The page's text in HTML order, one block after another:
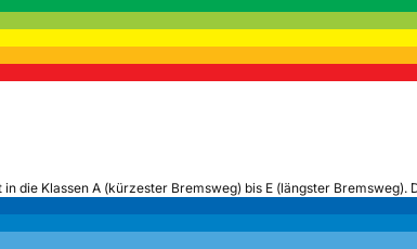
in die Klassen A (kürzester Bremsweg) bis E (längster